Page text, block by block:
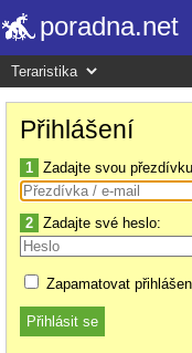
poradna.net
Přihlášení
1 Zadajte svou
2 Zadajte své heslo:
Zapamatovat